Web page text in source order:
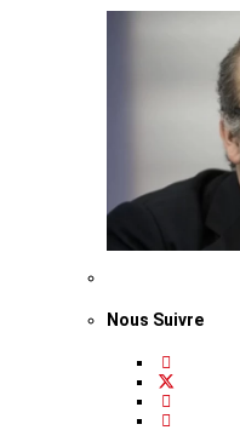
Nous Suivre